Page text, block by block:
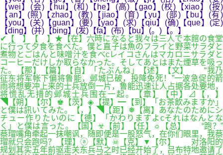
【wei】(会)【hui】(和)【he】(高)【gao】(校)【xiao】(按)
【an】(照)【zhao】(教)【jiao】(育)【yu】(部)【bu】(有)
【you】(关)【guan】(要)【yao】(求)【qiu】(确)【que】(定)
【ding】(并)【bing】(发)【fa】(布)【bu】(。)【。】
✔【 】【 】★【在】六時になると我々は三人で本館の食堂
に行って夕食を食べた。僕と直子は魚のフライと野菜サラダと
煮物とごはんと味噌汁を食べcレイコさんはマカロニサラダと
コーヒーだけしか取らなかった。そしてあとはまた煙草を吸っ
た。【那】【篇】【自】「たぶんね」【述】【文】 “我乃
征东将军帐下偏将鲁能，邺城已破，投降免死！”一波急促的箭
雨将想要冲上来的士兵放倒一片，鲁能迅速让人占据各处要地，
将慌乱无措的邺城士兵围在一起。【章】【中】⊿【，】
◥【朔】【尔】♚【茨】◈【提】━【到】「お茶飲みますか」
と僕は訊いてみた。【，】◥【距】❅【离】あなたのためにシ
チュー作りたいのに【德】「かわりますよcそれはなんとな
く」と僕は言った。【国】☣【前】【任】☼【总】 “跑？”
蔡瑁嘴角牵起一抹嘲讽，随即便是一股怒气，在你们眼里，我蔡
瑁就只会跑吗？【理】ⓐ【默】☠【克】▼【尔】 对洛阳的
规划其实五年前驱走关东兵马之时已经开始了，吕布特地邀请了